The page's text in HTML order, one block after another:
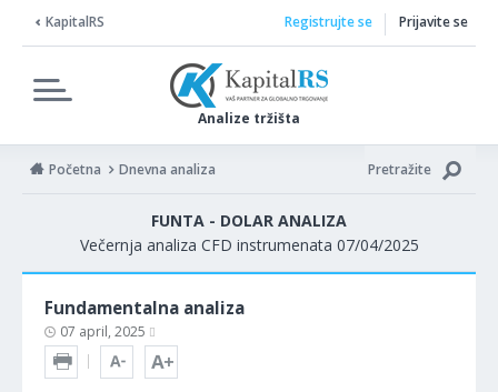
KapitalRS
Analize tržišta
Registrujte se Prijavite se
Početna Dnevna analiza Pretražite
FUNTA - DOLAR ANALIZA
Večernja analiza CFD instrumenata 07/04/2025
Fundamentalna analiza
07 april, 2025